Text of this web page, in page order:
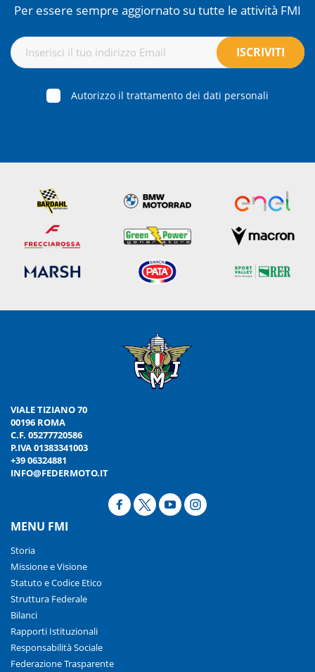
Per essere sempre aggiornato su tutte le attività FMI
Autorizzo il trattamento dei dati personali
VIALE TIZIANO 70
00196 ROMA
C.F. 05277720586
P.IVA 01383341003
+39 06324881
INFO@FEDERMOTO.IT
MENU FMI
Storia
Missione e Visione
Statuto e Codice Etico
Struttura Federale
Bilanci
Rapporti Istituzionali
Responsabilità Sociale
Federazione Trasparente